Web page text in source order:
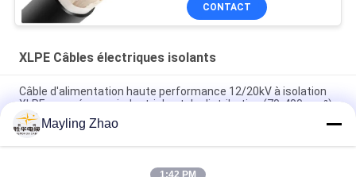
CONTACT
XLPE Câbles électriques isolants
Câble d'alimentation haute performance 12/20kV à isolation
XLPE pour réseaux industriels et de distribution (70-400mm²)
Shanghai Shenghua Cable XLPE Isolation PVC enveloppe câble
de conducteur de cuivre
Mayling Zhao
1:42 PM